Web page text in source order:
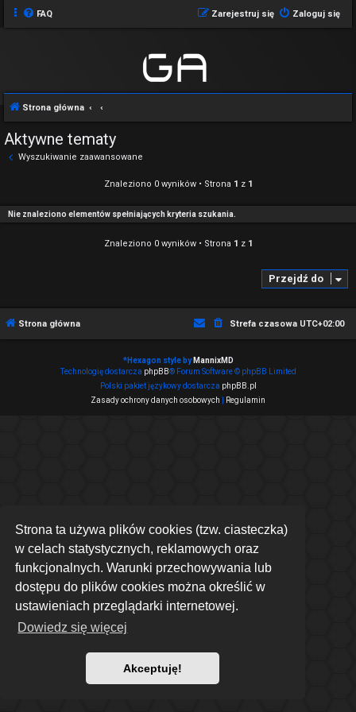
Strona ta używa plików cookies (tzw. ciasteczka)
w celach statystycznych, reklamowych oraz
funkcjonalnych. Warunki przechowywania lub
dostępu do plików cookies można określić w
ustawieniach przeglądarki internetowej.
Dowiedz się więcej
Akceptuję!
FAQ Zaloguj się
Zarejestruj się
Strona główna
Aktywne tematy
Wyszukiwanie zaawansowane
Znaleziono 0 wyników • Strona 1 z 1
Nie znaleziono elementów spełniających kryteria szukania.
Znaleziono 0 wyników • Strona 1 z 1
Przejdź do
Strona główna Strefa czasowa UTC+02:00
*Hexagon style by MannixMD
Technologię dostarcza phpBB® Forum Software © phpBB Limited
Polski pakiet językowy dostarcza phpBB.pl
Zasady ochrony danych osobowych
Regulamin